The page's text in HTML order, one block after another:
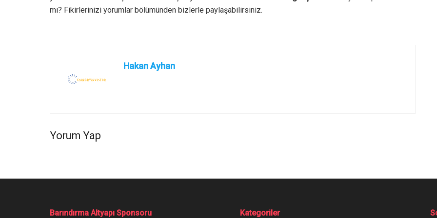
mı? Fikirlerinizi yorumlar bölümünden bizlerle paylaşabilirsiniz.
Hakan Ayhan
Yorum Yap
Barındırma Altyapı Sponsoru Kategoriler